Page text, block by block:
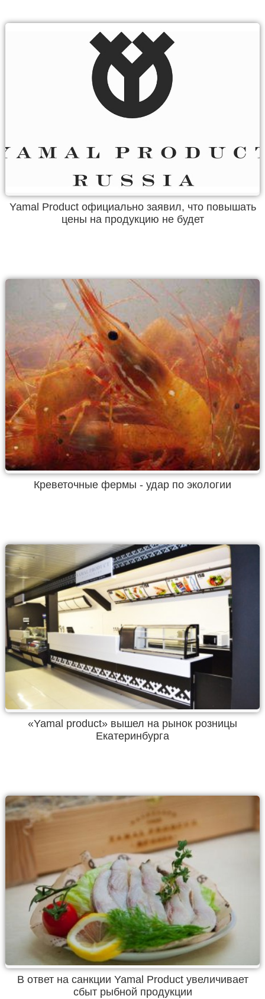
Yamal Product официально заявил, что повышать
цены на продукцию не будет
Креветочные фермы - удар по экологии
«Yamal product» вышел на рынок розницы
Екатеринбурга
В ответ на санкции Yamal Product увеличивает
сбыт рыбной продукции